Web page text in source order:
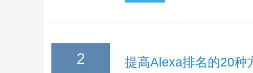
2 提高Alexa排名的20种